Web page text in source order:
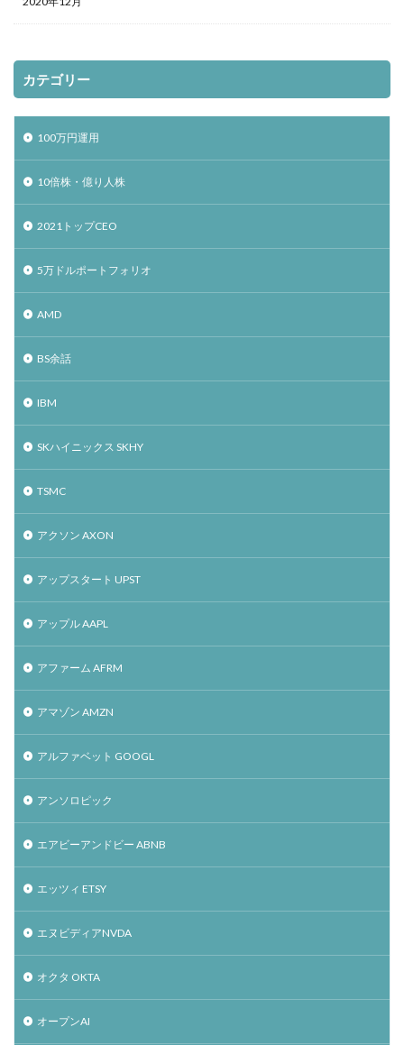
カテゴリー
100万円運用
10倍株・億り人株
2021トップCEO
5万ドルポートフォリオ
AMD
BS余話
IBM
SKハイニックス SKHY
TSMC
アクソン AXON
アップスタート UPST
アップル AAPL
アファーム AFRM
アマゾン AMZN
アルファベット GOOGL
アンソロピック
エアビーアンドビー ABNB
エッツィ ETSY
エヌビディアNVDA
オクタ OKTA
オープンAI